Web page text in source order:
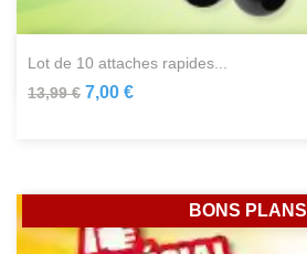
lot de 10 attaches rapides...
13,99 € 7,00 €
BONS PLANS